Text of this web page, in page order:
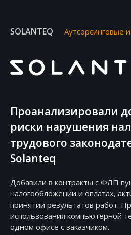
SOLANTEQ Аутсорсинговые
Проанализировали
риски нарушения
трудового
Solanteq
Добавили в контракты с ФЛП
налогообложении и оплатах,
принятии результатов работ.
использования компьютерной
одном офисе с заказчиком.